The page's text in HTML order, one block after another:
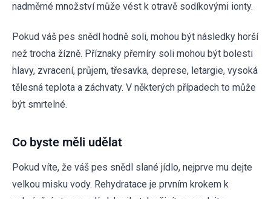
nadměrné množství může vést k otravě sodíkovými ionty.
Pokud váš pes snědl hodně soli, mohou být následky horší
než trocha žízně. Příznaky přemíry soli mohou být bolesti
hlavy, zvracení, průjem, třesavka, deprese, letargie, vysoká
tělesná teplota a záchvaty. V některých případech to může
být smrtelné.
Co byste měli udělat
Pokud víte, že váš pes snědl slané jídlo, nejprve mu dejte
velkou misku vody. Rehydratace je prvním krokem k